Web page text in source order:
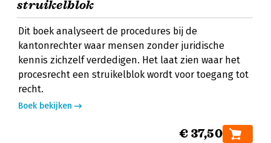
struikelblok
Dit boek analyseert de procedures bij de
kantonrechter waar mensen zonder juridische
kennis zichzelf verdedigen. Het laat zien waar het
procesrecht een struikelblok wordt voor toegang tot
recht.
Boek bekijken
€ 37,50